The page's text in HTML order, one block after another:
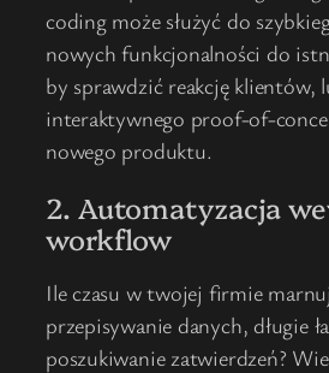
coding może służyć do
nowych funkcjonalności do
by sprawdzić reakcję klientów,
interaktywnego proof-of-
nowego produktu.
2. Automatyzacja
workflow
Ile czasu w twojej firmie
przepisywanie danych, długie
poszukiwanie zatwierdzeń?